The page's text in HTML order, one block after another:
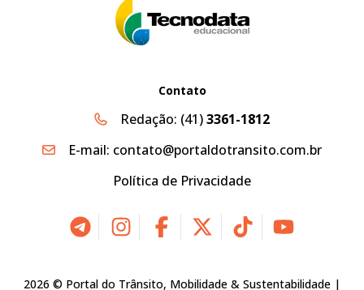
Contato
Redação: (41)3361-1812
E-mail: contato@portaldotransito.com.br
Política de Privacidade
2026 © Portal do Trânsito, Mobilidade & Sustentabilidade |